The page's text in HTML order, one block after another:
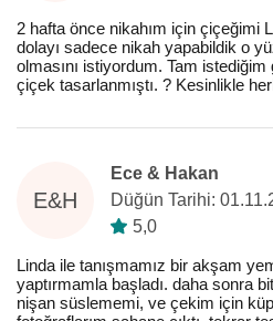
2 hafta önce nikahım için çiçeğimi
dolayı sadece nikah yapabildik o
olmasını istiyordum. Tam
çiçek tasarlanmıştı. ? Kesinlikle
E&H
Ece & Hakan
Düğün Tarihi:
5,0
Linda ile tanışmamız bir akşam
yaptırmamla başladı. daha sonra
nişan süslememi, ve çekim için